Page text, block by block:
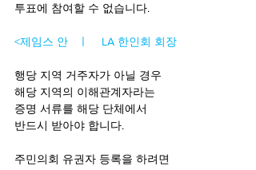
투표에 참여할 수 없습니다.
<제임스 안   ㅣ    LA 한인회 회장
행당 지역 거주자가 아닐 경우
해당 지역의 이해관계자라는
증명 서류를 해당 단체에서
반드시 받아야 합니다.
주민의회 유권자 등록을 하려면